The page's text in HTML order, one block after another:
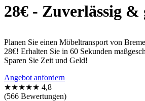
28€ - Zuverlässig
Planen Sie einen Möbeltransport von
28€! Erhalten Sie in 60 Sekunden
Sparen Sie Zeit und Geld!
Angebot anfordern
★★★★★ 4,8
(566 Bewertungen)